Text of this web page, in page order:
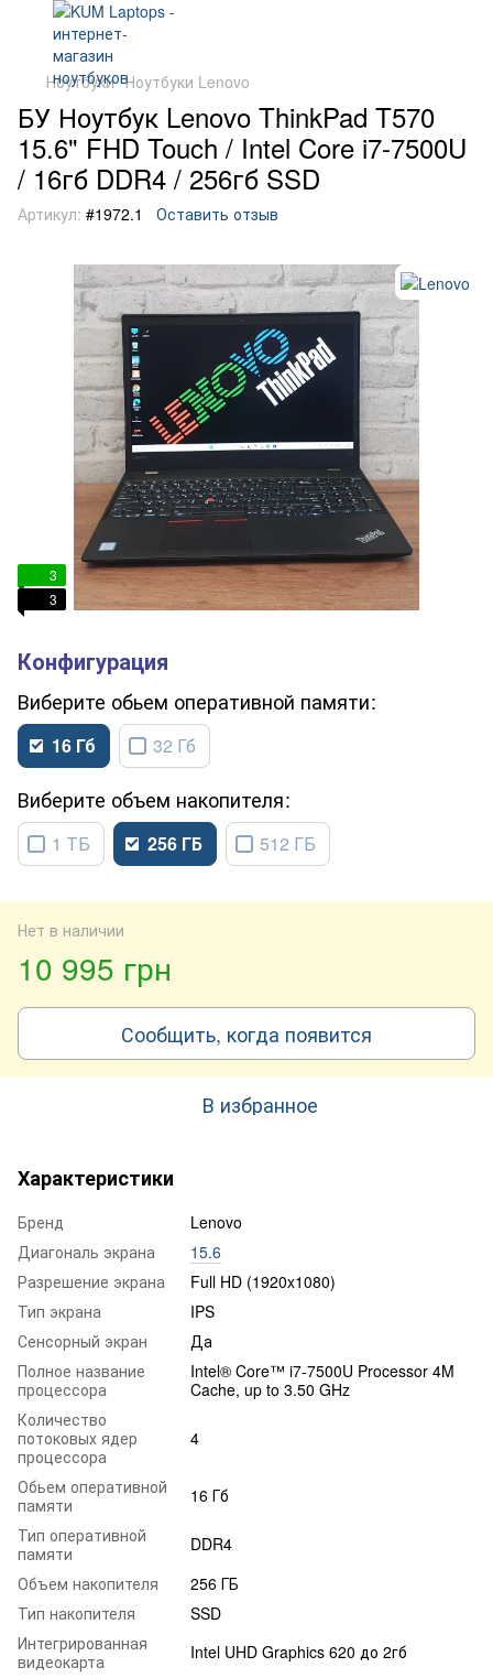
Ноутбуки Ноутбуки Lenovo
БУ Ноутбук Lenovo ThinkPad T570
15.6" FHD Touch / Intel Core i7-7500U
/ 16гб DDR4 / 256гб SSD
Артикул: #1972.1 Оставить отзыв
3
3
обьем оперативной памяти
16 Гб 32 Гб
объем накопителя
1 ТБ 256 ГБ 512 ГБ
Нет в наличии
10 995 грн
Сообщить, когда появится
В избранное
Характеристики
Бренд
Lenovo
Диагональ экрана
15.6
Разрешение экрана
Full HD (1920x1080)
Тип экрана
IPS
Сенсорный экран
Да
Полное название
процессора
Intel® Core™ i7-7500U Processor 4M
Cache, up to 3.50 GHz
Количество
потоковых ядер
процессора
4
Обьем оперативной
памяти
16 Гб
Тип оперативной
памяти
DDR4
Объем накопителя
256 ГБ
Тип накопителя
SSD
Интегрированная
видеокарта
Intel UHD Graphics 620 до 2гб